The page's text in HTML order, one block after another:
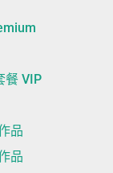
餐 VIP
品
品